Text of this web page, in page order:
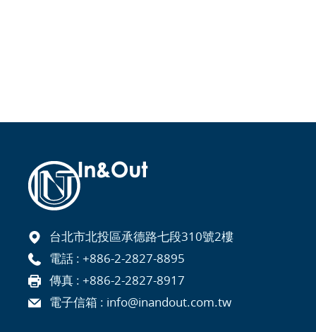
台北市北投區承德路七段310號2樓
電話 : +886-2-2827-8895
傳真 : +886-2-2827-8917
電子信箱 : info@inandout.com.tw